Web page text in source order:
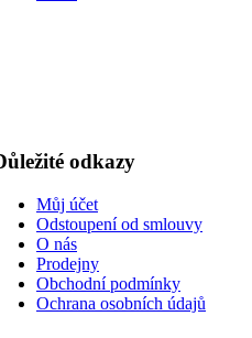
odkazy
Můj účet
Odstoupení od smlouvy
O nás
Prodejny
Obchodní podmínky
Ochrana osobních údajů